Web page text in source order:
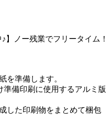
】ノー残業でフリータイム！
を準備します。
準備印刷に使用するアルミ版
した印刷物をまとめて梱包